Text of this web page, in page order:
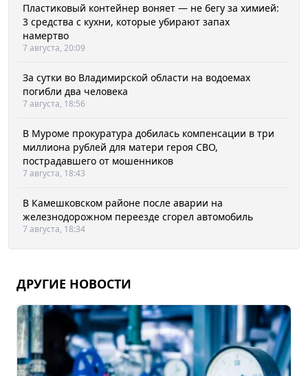
Пластиковый контейнер воняет — не бегу за химией:
3 средства с кухни, которые убирают запах
намертво
7 августа, 20:09
За сутки во Владимирской области на водоемах
погибли два человека
7 августа, 18:56
В Муроме прокуратура добилась компенсации в три
миллиона рублей для матери героя СВО,
пострадавшего от мошенников
7 августа, 18:43
В Камешковском районе после аварии на
железнодорожном переезде сгорел автомобиль
7 августа, 18:34
ДРУГИЕ НОВОСТИ